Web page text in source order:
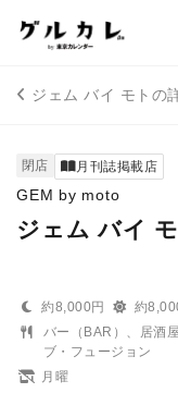
ジェム バイ モトの
閉店 月刊誌掲載店
GEM by moto
ジェム バイ
約8,000円
約
バー（BAR）、居酒
ブ・フュージョン
月曜